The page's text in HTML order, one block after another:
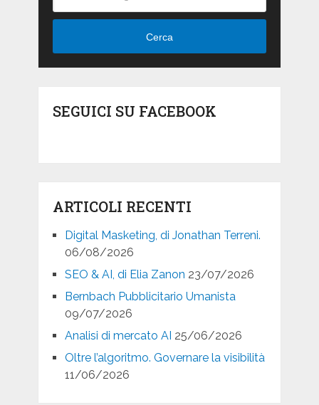
Cerca
SEGUICI SU FACEBOOK
ARTICOLI RECENTI
Digital Masketing, di Jonathan Terreni.
06/08/2026
SEO & AI, di Elia Zanon 23/07/2026
Bernbach Pubblicitario Umanista
09/07/2026
Analisi di mercato AI 25/06/2026
Oltre l’algoritmo. Governare la visibilità
11/06/2026